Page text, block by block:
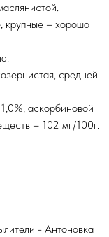
крупные – хорошо
средней
аскорбиновой
– 102 мг/100г.
- Антоновка